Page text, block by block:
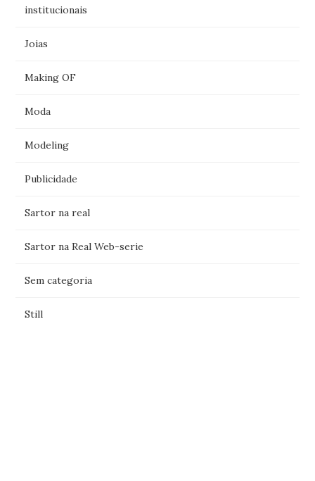
institucionais
Joias
Making OF
Moda
Modeling
Publicidade
Sartor na real
Sartor na Real Web-serie
Sem categoria
Still